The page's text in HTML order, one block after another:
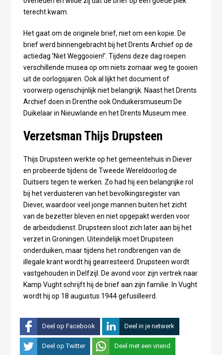
terecht kwam.
Het gaat om de originele brief, niet om een kopie. De
brief werd binnengebracht bij het Drents Archief op de
actiedag 'Niet Weggooien!'. Tijdens deze dag roepen
verschillende musea op om niets zomaar weg te gooien
uit de oorlogsjaren. Ook al lijkt het document of
voorwerp ogenschijnlijk niet belangrijk. Naast het Drents
Archief doen in Drenthe ook Onduikersmuseum De
Duikelaar in Nieuwlande en het Drents Museum mee.
Verzetsman Thijs Drupsteen
Thijs Drupsteen werkte op het gemeentehuis in Diever
en probeerde tijdens de Tweede Wereldoorlog de
Duitsers tegen te werken. Zo had hij een belangrijke rol
bij het verduisteren van het bevolkingsregister van
Diever, waardoor veel jonge mannen buiten het zicht
van de bezetter bleven en niet opgepakt werden voor
de arbeidsdienst. Drupsteen sloot zich later aan bij het
verzet in Groningen. Uiteindelijk moet Drupsteen
onderduiken, maar tijdens het rondbrengen van de
illegale krant wordt hij gearresteerd. Drupsteen wordt
vastgehouden in Delfzijl. De avond voor zijn vertrek naar
Kamp Vught schrijft hij de brief aan zijn familie. In Vught
wordt hij op 18 augustus 1944 gefusilleerd.
Deel op Facebook Deel in je netwerk
Deel op Twitter Deel met een vriend